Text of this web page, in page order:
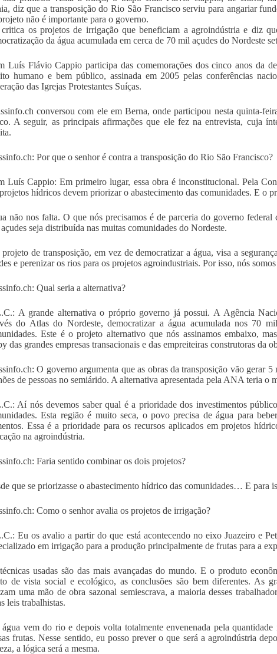
diz que a transposição do Rio São Francisco serviu para angariar
não é importante para o governo.
os projetos de irrigação que beneficiam a agroindústria e diz
da água acumulada em cerca de 70 mil açudes do Nordeste
Luís Flávio Cappio participa das comemorações dos cinco anos da
humano e bem público, assinada em 2005 pelas conferências
das Igrejas Protestantes Suíças.
conversou com ele em Berna, onde participou nesta quinta-
A seguir, as principais afirmações que ele fez na entrevista, cuja
Por que o senhor é contra a transposição do Rio São Francisco?
Luís Cappio: Em primeiro lugar, essa obra é inconstitucional. Pela
hídricos devem priorizar o abastecimento das comunidades. E o
não nos falta. O que nós precisamos é de parceria do governo federal
seja distribuída nas muitas comunidades do Nordeste.
de transposição, em vez de democratizar a água, visa a
e perenizar os rios para os projetos agroindustriais. Por isso, nós
Qual seria a alternativa?
A grande alternativa o próprio governo já possui. A Agência
do Atlas do Nordeste, democratizar a água acumulada nos 70
Este é o projeto alternativo que nós assinamos embaixo,
das grandes empresas transacionais e das empreiteiras construtoras da
O governo argumenta que as obras da transposição vão gerar
de pessoas no semiárido. A alternativa apresentada pela ANA teria o
Aí nós devemos saber qual é a prioridade dos investimentos
Esta região é muito seca, o povo precisa de água para
Essa é a prioridade para os recursos aplicados em projetos
na agroindústria.
Faria sentido combinar os dois projetos?
que se priorizasse o abastecimento hídrico das comunidades… E para
Como o senhor avalia os projetos de irrigação?
Eu os avalio a partir do que está acontecendo no eixo Juazeiro e
em irrigação para a produção principalmente de frutas para a
usadas são das mais avançadas do mundo. E o produto
de vista social e ecológico, as conclusões são bem diferentes. As
uma mão de obra sazonal semiescrava, a maioria desses
leis trabalhistas.
vem do rio e depois volta totalmente envenenada pela
frutas. Nesse sentido, eu posso prever o que será a agroindústria
a lógica será a mesma.